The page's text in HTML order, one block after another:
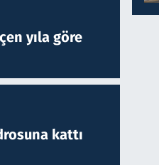
yıla göre
kattı